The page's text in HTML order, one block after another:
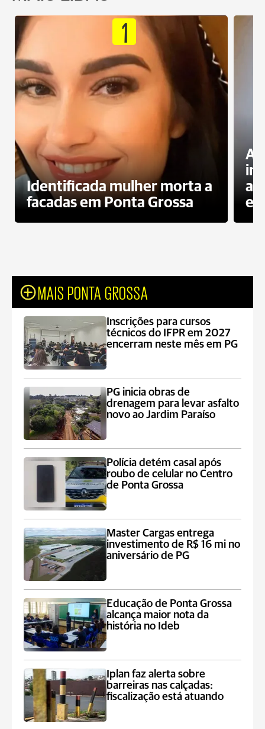
1
Identificada mulher morta a
facadas em Ponta Grossa
MAIS PONTA GROSSA
Inscrições para cursos
técnicos do IFPR em 2027
encerram neste mês em PG
PG inicia obras de
drenagem para levar asfalto
novo ao Jardim Paraíso
Polícia detém casal após
roubo de celular no Centro
de Ponta Grossa
Master Cargas entrega
investimento de R$ 16 mi no
aniversário de PG
Educação de Ponta Grossa
alcança maior nota da
história no Ideb
Iplan faz alerta sobre
barreiras nas calçadas:
fiscalização está atuando